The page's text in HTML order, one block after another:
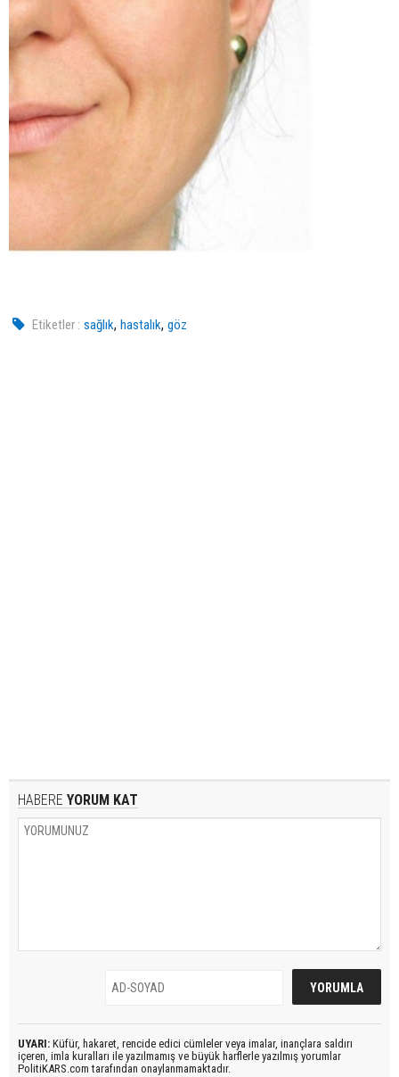
Etiketler : sağlık,hastalık,göz
HABERE YORUM KAT
UYARI: Küfür, hakaret, rencide edici cümleler veya imalar, inançlara saldırı
içeren, imla kuralları ile yazılmamış ve büyük harflerle yazılmış yorumlar
PolitiKARS.com tarafından onaylanmamaktadır.